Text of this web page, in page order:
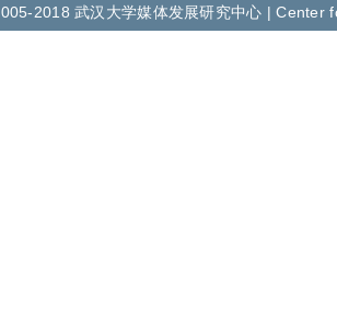
2018 武汉大学媒体发展研究中心 |